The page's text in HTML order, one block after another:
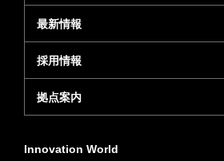
最新情報
採用情報
拠点案内
Innovation World